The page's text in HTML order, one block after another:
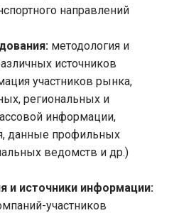
направлений
методология и
источников
участников рынка,
региональных и
информации,
данные профильных
ведомств и др.)
и источники информации:
участников